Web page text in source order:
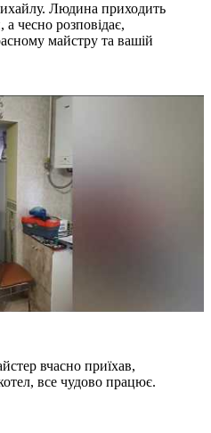
Людина приходить
чесно розповідає,
майстру та вашій
вчасно приїхав,
все чудово працює.